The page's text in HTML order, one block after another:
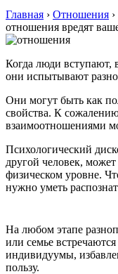
Главная › Отношения ›
отношения вредят
Когда люди вступают,
они испытывают
Они могут быть как
свойства. К
взаимоотношениями
Психологический
другой человек,
физическом уровне.
нужно уметь
На любом этапе
или семье
индивидуумы,
пользу.